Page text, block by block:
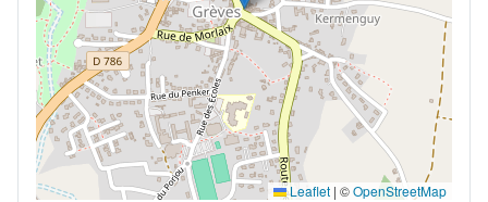
Leaflet | ©OpenStreetMap